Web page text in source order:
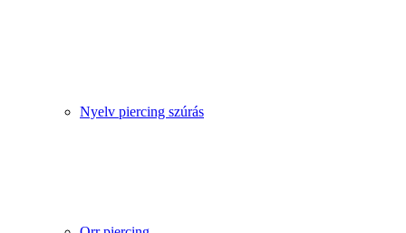
Nyelv piercing szúrás